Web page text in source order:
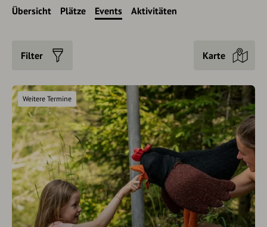
Übersicht Plätze Events Aktivitäten
Filter Karte
Weitere Termine